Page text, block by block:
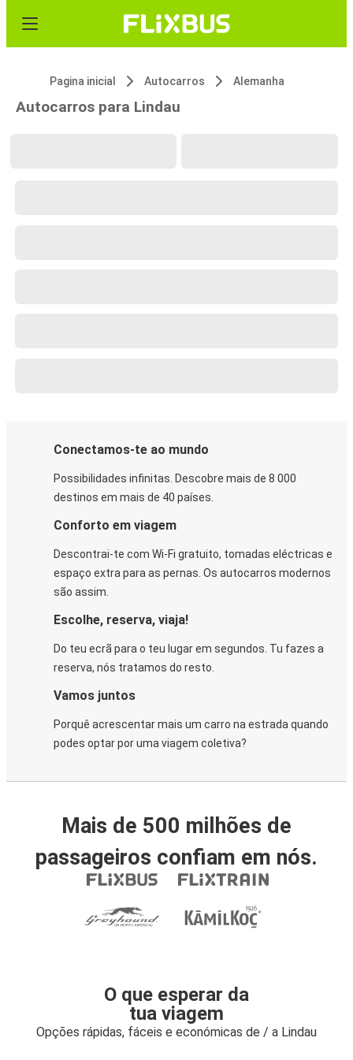
Pagina inicial Autocarros Alemanha
Autocarros para Lindau
Conectamos-te ao mundo
Possibilidades infinitas. Descobre mais de 8 000
destinos em mais de 40 países.
Conforto em viagem
Descontrai-te com Wi-Fi gratuito, tomadas eléctricas e
espaço extra para as pernas. Os autocarros modernos
são assim.
Escolhe, reserva, viaja!
Do teu ecrã para o teu lugar em segundos. Tu fazes a
reserva, nós tratamos do resto.
Vamos juntos
Porquê acrescentar mais um carro na estrada quando
podes optar por uma viagem coletiva?
Mais de 500 milhões de
passageiros confiam em nós.
O que esperar da
tua viagem
Opções rápidas, fáceis e económicas de / a Lindau